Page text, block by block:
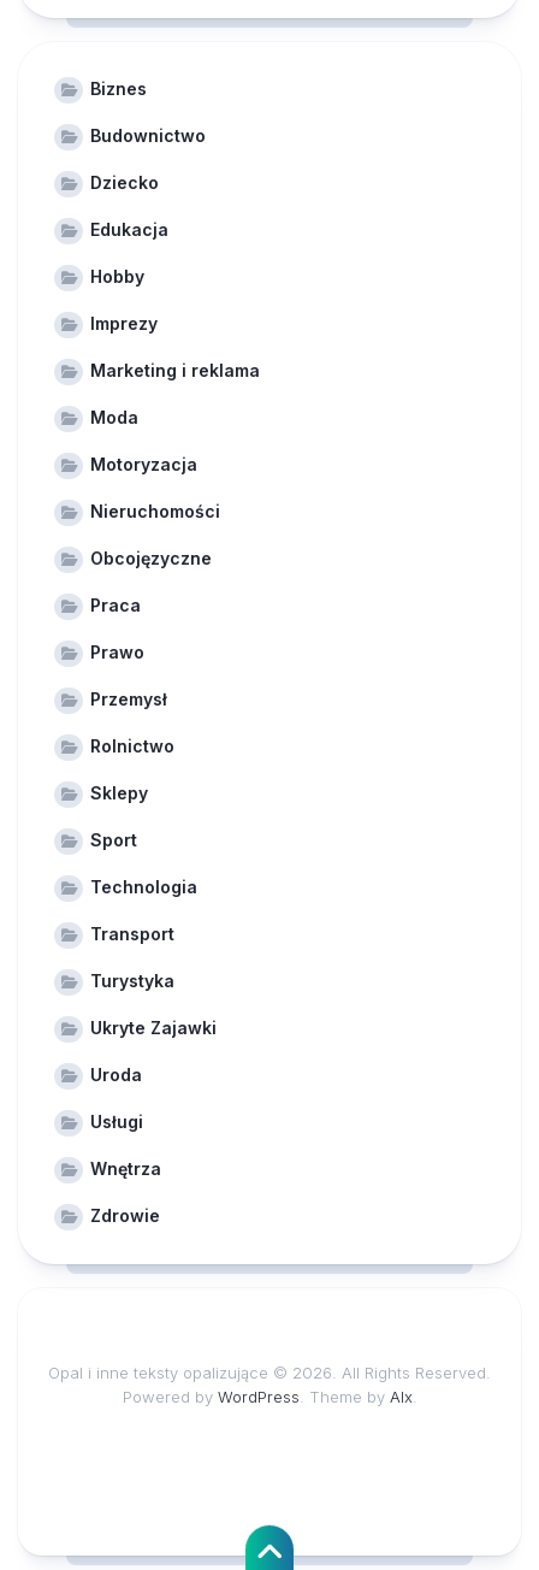
Biznes
Budownictwo
Dziecko
Edukacja
Hobby
Imprezy
Marketing i reklama
Moda
Motoryzacja
Nieruchomości
Obcojęzyczne
Praca
Prawo
Przemysł
Rolnictwo
Sklepy
Sport
Technologia
Transport
Turystyka
Ukryte Zajawki
Uroda
Usługi
Wnętrza
Zdrowie
Opal i inne teksty opalizujące © 2026. All Rights Reserved.
Powered by WordPress . Theme by Alx